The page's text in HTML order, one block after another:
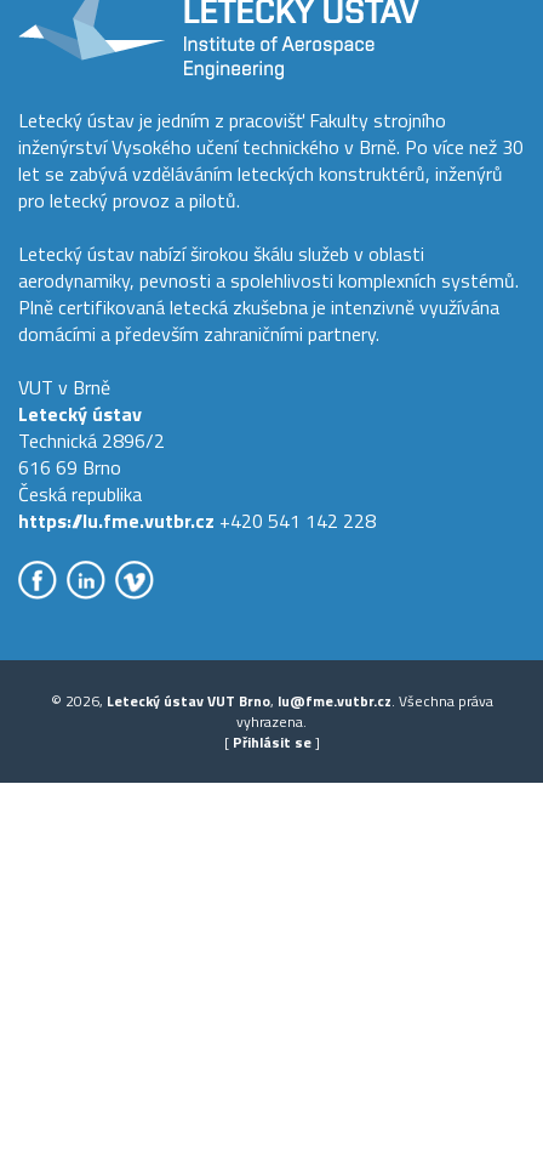
Letecký ústav je jedním z pracovišť Fakulty strojního
inženýrství Vysokého učení technického v Brně. Po více než 30
let se zabývá vzděláváním leteckých konstruktérů, inženýrů
pro letecký provoz a pilotů.
Letecký ústav nabízí širokou škálu služeb v oblasti
aerodynamiky, pevnosti a spolehlivosti komplexních systémů.
Plně certifikovaná letecká zkušebna je intenzivně využívána
domácími a především zahraničními partnery.
VUT v Brně
Letecký ústav
Technická 2896/2
616 69 Brno
Česká republika
https://lu.fme.vutbr.cz +420 541 142 228
© 2026, Letecký ústav VUT Brno, lu@fme.vutbr.cz. Všechna práva
vyhrazena.
[ Přihlásit se]